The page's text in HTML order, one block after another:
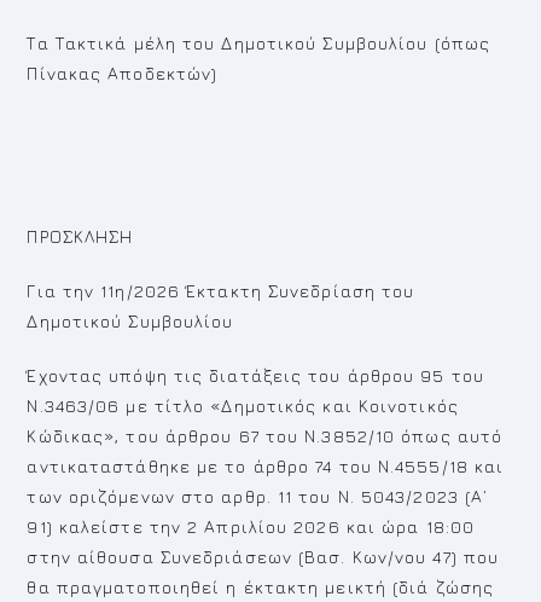
Τα Τακτικά μέλη του Δημοτικού Συμβουλίου (όπως
Πίνακας Αποδεκτών)
ΠΡΟΣΚΛΗΣΗ
Για την 11η/2026 Έκτακτη Συνεδρίαση του
Δημοτικού Συμβουλίου
Έχοντας υπόψη τις διατάξεις του άρθρου 95 του
Ν.3463/06 με τίτλο «Δημοτικός και Κοινοτικός
Κώδικας», του άρθρου 67 του Ν.3852/10 όπως αυτό
αντικαταστάθηκε με το άρθρο 74 του Ν.4555/18 και
των οριζόμενων στο αρθρ. 11 του Ν. 5043/2023 (Α’
91) καλείστε την 2 Απριλίου 2026 και ώρα 18:00
στην αίθουσα Συνεδριάσεων (Βασ. Κων/νου 47) που
θα πραγματοποιηθεί η έκτακτη μεικτή (διά ζώσης